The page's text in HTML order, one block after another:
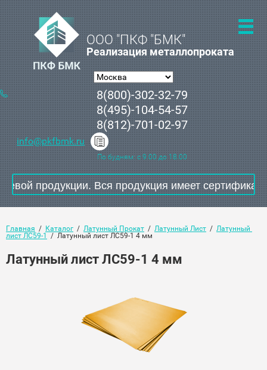
ООО "ПКФ "БМК"
Реализация металлопроката
8(800)-302-32-79
8(495)-104-54-57
8(812)-701-02-97
info@pkfbmk.ru
По будням: с 9.00 до 18.00
продукции. Вся продукция имеет сертификаты
Главная
  /
Каталог
  /
Латунный Прокат
  /
Латунный Лист
  /
Латунный
лист ЛС59-1
  /  Латунный лист ЛС59-1 4 мм
Латунный лист ЛС59-1 4 мм